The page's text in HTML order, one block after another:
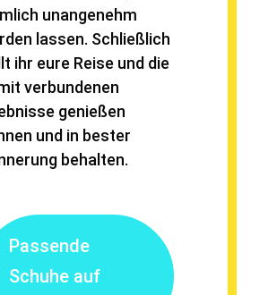
unangenehm
lassen. Schließlich
ihr eure Reise und die
verbundenen
genießen
und in bester
behalten.
Passende
Schuhe auf